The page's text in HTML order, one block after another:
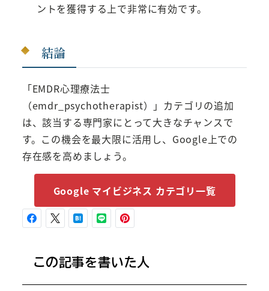
ントを獲得する上で非常に有効です。
結論
「EMDR心理療法士
（emdr_psychotherapist）」カテゴリの追加
は、該当する専門家にとって大きなチャンスで
す。この機会を最大限に活用し、Google上での
存在感を高めましょう。
Google マイビジネス カテゴリ一覧
この記事を書いた人